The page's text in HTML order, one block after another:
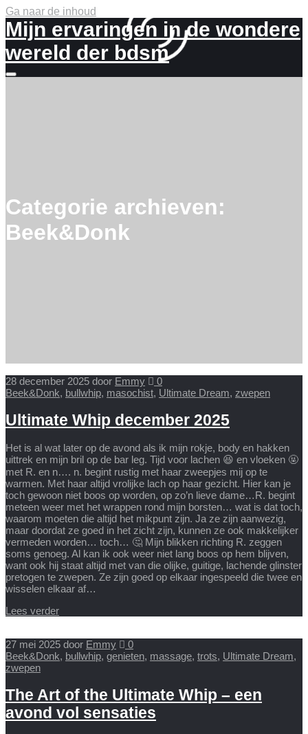
Ga naar de inhoud
Mijn ervaringen in de wondere
wereld der bdsm
Meer
Categorie archieven:
Beek&Donk
28 december 2025 door Emmy
0
Beek&Donk, bullwhip, masochist, Ultimate Dream, zwepen
Ultimate Whip december 2025
Het is al wat later op de avond als ik mijn rokje, body en hakken
uittrek en mijn bril op de bar leg. Tijd voor lachen 😆 en vloeken 🤬
met R. en n…. n. begint rustig met haar zweepjes mij op te
warmen. Met haar altijd vrolijke lach op haar gezicht. Hier kan je
toch gewoon niet boos op worden, op zo’n lieve dame…R. begint
meteen weer met het wrappen rond mijn borsten… wat is dat toch,
waarom moeten die altijd het mikpunt zijn. Ja ze zijn aanwezig,
maar doordat ze goed in het zicht zijn, kunnen ze ook makkelijker
vermeden worden… toch… 🤔 Mijn blikken richting R. zeggen
soms genoeg. Al kan ik ook weer niet lang boos op hem blijven,
want ook hij staat altijd met van die olijke, guitige, lachende glinster
pretogen te zwepen. Ze zijn goed op elkaar ingespeeld die twee en
wisselen elkaar af…
Lees verder
27 mei 2025 door Emmy
0
Beek&Donk, bullwhip, genieten, massage, trots, Ultimate Dream,
zwepen
The Art of the Ultimate Whip – een
avond vol sensaties